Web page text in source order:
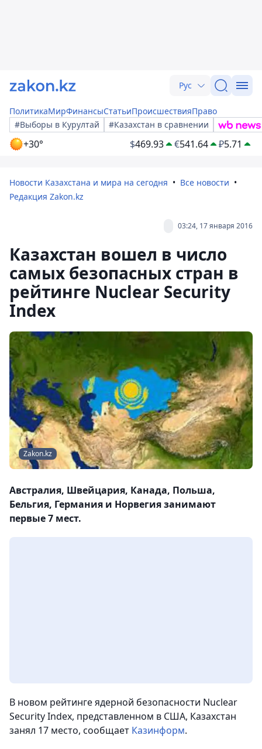
Рус
ПолитикаМирФинансыСтатьиПроисшествияПраво
#Выборы в Курултай
#Казахстан в сравнении
+30° $469.93 €541.64 ₽5.71
Новости Казахстана и мира на сегодня
Все новости
Редакция Zakon.kz
03:24, 17 января 2016
Казахстан вошел в число
самых безопасных стран в
рейтинге Nuclear Security
Index
Zakon.kz
Австралия, Швейцария, Канада, Польша,
Бельгия, Германия и Норвегия занимают
первые 7 мест.
В новом рейтинге ядерной безопасности Nuclear
Security Index, представленном в США, Казахстан
занял 17 место, сообщает Казинформ.